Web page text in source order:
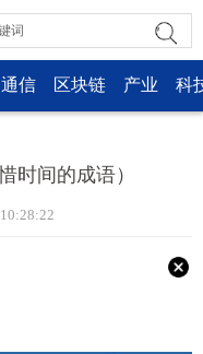
通信 区块链 产业 科
时间的成语）